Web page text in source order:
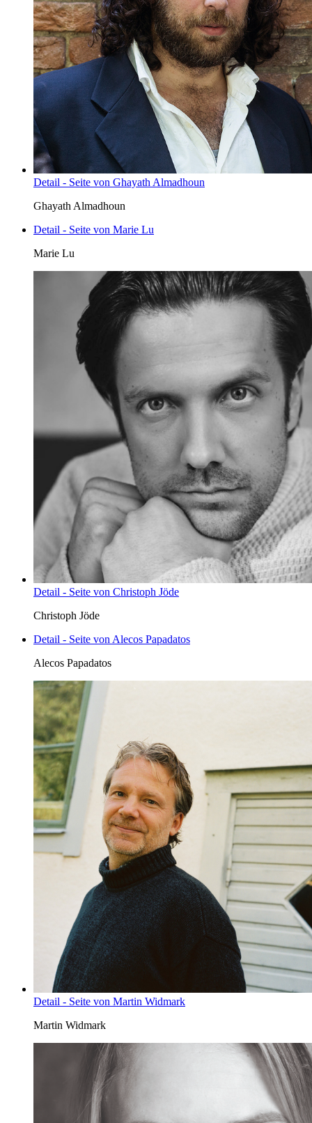
Detail - Seite von Ghayath Almadhoun
Ghayath Almadhoun
Detail - Seite von Marie Lu
Marie Lu
Detail - Seite von Christoph Jöde
Christoph Jöde
Detail - Seite von Alecos Papadatos
Alecos Papadatos
Detail - Seite von Martin Widmark
Martin Widmark